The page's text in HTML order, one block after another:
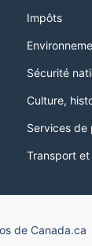
Impôts
Sécurité
Culture,
Services de
Transport
de Canada.ca